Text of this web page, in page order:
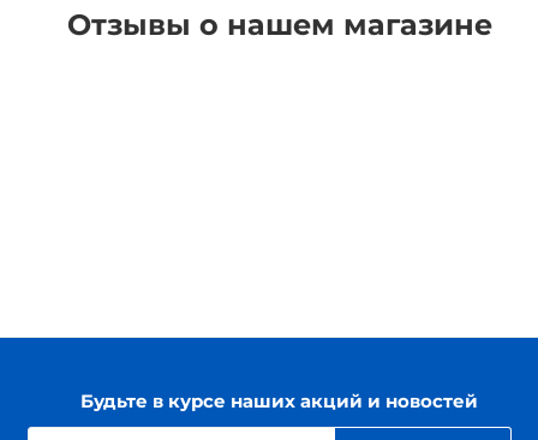
Отзывы о нашем магазине
Будьте в курсе наших акций и новостей